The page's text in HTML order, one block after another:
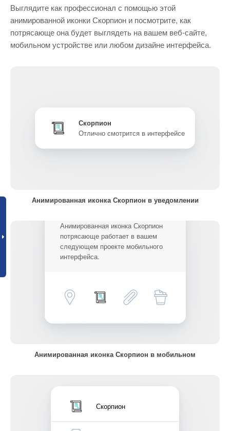
Выглядите как профессионал с помощью этой
анимированной иконки Скорпион и посмотрите, как
потрясающе она будет выглядеть на вашем веб-сайте,
мобильном устройстве или любом дизайне интерфейса.
Скорпион
Отлично смотрится в интерфейсе
Анимированная иконка Скорпион в уведомлении
Анимированная иконка Скорпион
потрясающе работает в вашем
следующем проекте мобильного
интерфейса.
Анимированная иконка Скорпион в мобильном
Скорпион